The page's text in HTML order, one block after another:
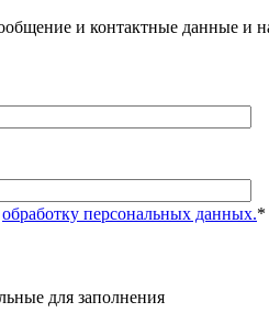
и контактные данные и
обработку персональных данных.*
для заполнения